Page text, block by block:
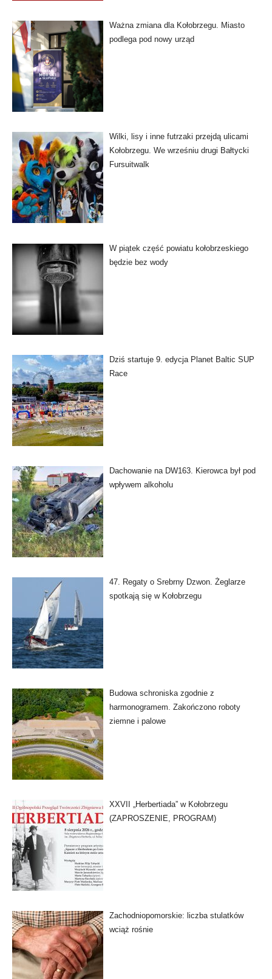
Ważna zmiana dla Kołobrzegu. Miasto
podlega pod nowy urząd
Wilki, lisy i inne futrzaki przejdą ulicami
Kołobrzegu. We wrześniu drugi Bałtycki
Fursuitwalk
W piątek część powiatu kołobrzeskiego
będzie bez wody
Dziś startuje 9. edycja Planet Baltic SUP
Race
Dachowanie na DW163. Kierowca był pod
wpływem alkoholu
47. Regaty o Srebrny Dzwon. Żeglarze
spotkają się w Kołobrzegu
Budowa schroniska zgodnie z
harmonogramem. Zakończono roboty
ziemne i palowe
XXVII „Herbertiada” w Kołobrzegu
(ZAPROSZENIE, PROGRAM)
Zachodniopomorskie: liczba stulatków
wciąż rośnie